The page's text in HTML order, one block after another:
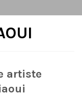
artiste